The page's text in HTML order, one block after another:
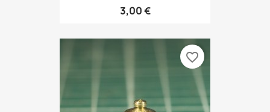
3,00 €
favorite_border